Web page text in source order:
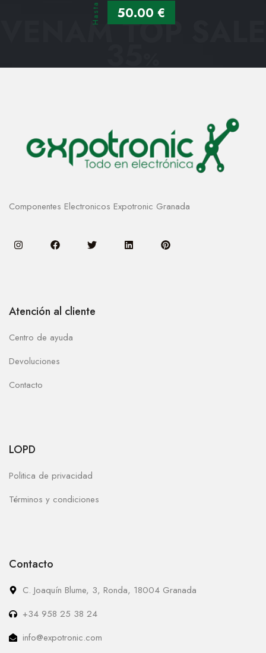
Hasta 50.00 €
VENAM TOP SALE
35
Componentes Electronicos Expotronic Granada
Atención al cliente
Centro de ayuda
Devoluciones
Contacto
LOPD
Politica de privacidad
Términos y condiciones
Contacto
C. Joaquín Blume, 3, Ronda, 18004 Granada
+34 958 25 38 24
info@expotronic.com